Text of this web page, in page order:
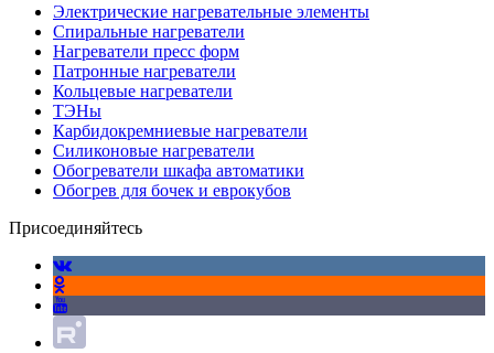
Электрические нагревательные элементы
Спиральные нагреватели
Нагреватели пресс форм
Патронные нагреватели
Кольцевые нагреватели
ТЭНы
Карбидокремниевые нагреватели
Силиконовые нагреватели
Обогреватели шкафа автоматики
Обогрев для бочек и еврокубов
Присоединяйтесь